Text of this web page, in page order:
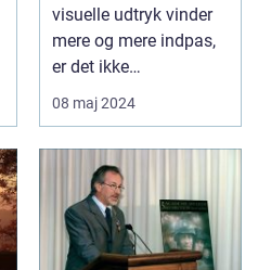
visuelle udtryk vinder
mere og mere indpas,
er det ikke
overraskende, at
biled...
08 maj 2024